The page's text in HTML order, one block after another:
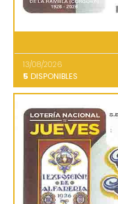
13/08/2026
5 DISPONIBLES